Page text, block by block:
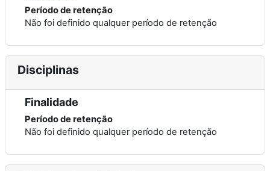
Período de retenção
Não foi definido qualquer período de retenção
Disciplinas
Finalidade
Período de retenção
Não foi definido qualquer período de retenção